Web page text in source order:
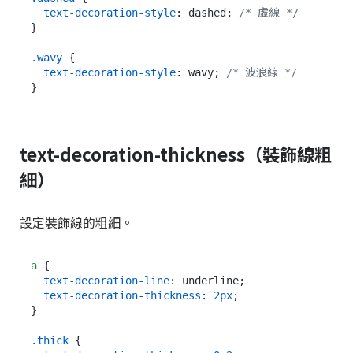
text-decoration-style: dashed;
/* 虛線 */
}
.wavy {
text-decoration-style: wavy;
/* 波浪線 */
text-decoration-thickness（裝飾線粗
細）
設定裝飾線的粗細。
a {
text-decoration-line: underline;
text-decoration-thickness : 2px;
}
.thick {